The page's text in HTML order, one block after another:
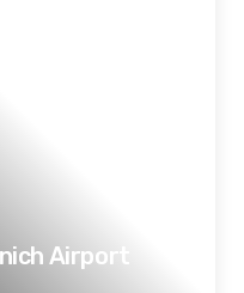
Airport